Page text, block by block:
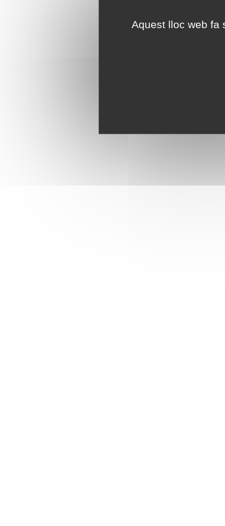
Aquest lloc web fa